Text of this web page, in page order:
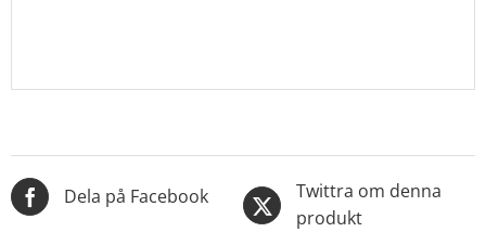
Dela på Facebook
Twittra om denna
produkt